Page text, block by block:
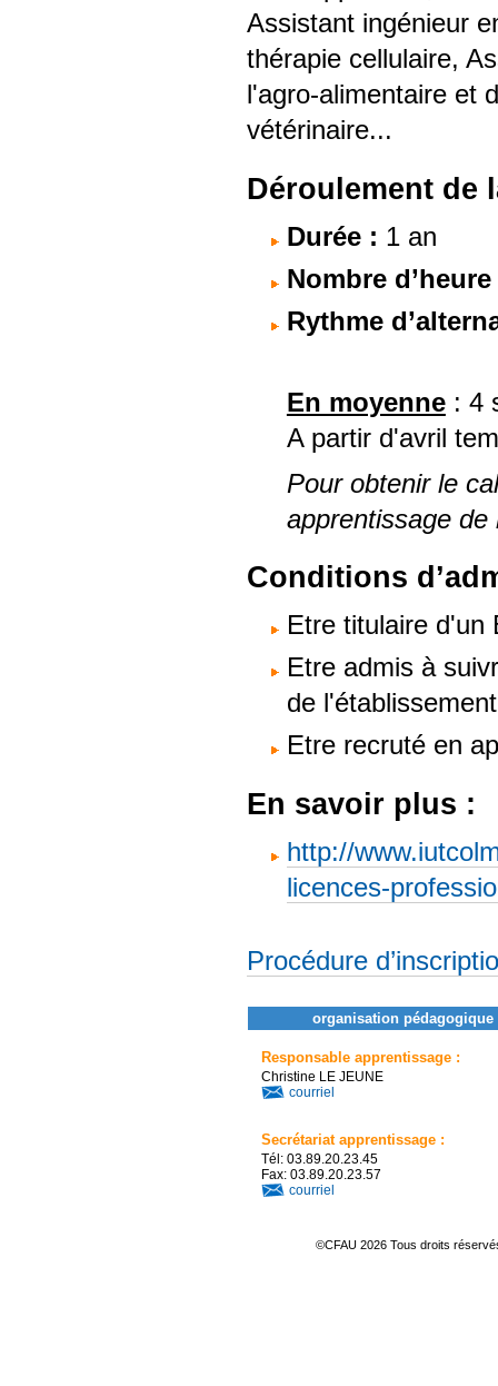
Assistant ingénieur
thérapie cellulaire,
l'agro-alimentaire et
vétérinaire...
Déroulement de
Durée : 1 an
Nombre
Rythme
En moyenne: 4
A partir d'avril
Pour obtenir le
apprentissage de
Conditions
Etre titulaire d'un
Etre admis à
de
Etre recruté en
En savoir plus :
http://
licences-
Procédure
organisation
Responsable apprentissage :
Christine LE JEUNE
courriel
Secrétariat apprentissage :
Tél: 03.89.20.23.45
Fax: 03.89.20.23.57
courriel
©CFAU 2026 Tous droits